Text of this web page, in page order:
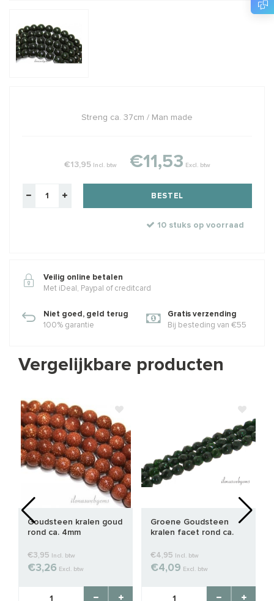
Streng ca. 37cm / Man made
€13,95 Incl. btw €11,53 Excl. btw
BESTEL
10 stuks op voorraad
Veilig online betalen
Met iDeal, Paypal of creditcard
Niet goed, geld terug
100% garantie
Gratis verzending
Bij besteding van €55
Vergelijkbare producten
Goudsteen kralen goud
rond ca. 4mm
€3,95 Incl. btw
€3,26 Excl. btw
Groene Goudsteen
kralen facet rond ca.
€4,95 Incl. btw
€4,09 Excl. btw